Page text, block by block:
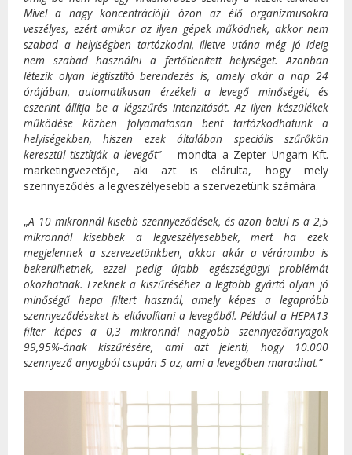
Mivel a nagy koncentrációjú ózon az élő organizmusokra
veszélyes, ezért amikor az ilyen gépek működnek, akkor nem
szabad a helyiségben tartózkodni, illetve utána még jó ideig
nem szabad használni a fertőtlenített helyiséget. Azonban
létezik olyan légtisztító berendezés is, amely akár a nap 24
órájában, automatikusan érzékeli a levegő minőségét, és
eszerint állítja be a légszűrés intenzitását. Az ilyen készülékek
működése közben folyamatosan bent tartózkodhatunk a
helyiségekben, hiszen ezek általában speciális szűrőkön
keresztül tisztítják a levegőt”– mondta a Zepter Ungarn Kft.
marketingvezetője, aki azt is elárulta, hogy mely
szennyeződés a legveszélyesebb a szervezetünk számára.
„A 10 mikronnál kisebb szennyeződések, és azon belül is a 2,5
mikronnál kisebbek a legveszélyesebbek, mert ha ezek
megjelennek a szervezetünkben, akkor akár a véráramba is
bekerülhetnek, ezzel pedig újabb egészségügyi problémát
okozhatnak. Ezeknek a kiszűréséhez a legtöbb gyártó olyan jó
minőségű hepa filtert használ, amely képes a legapróbb
szennyeződéseket is eltávolítani a levegőből. Például a HEPA13
filter képes a 0,3 mikronnál nagyobb szennyezőanyagok
99,95%-ának kiszűrésére, ami azt jelenti, hogy 10.000
szennyező anyagból csupán 5 az, ami a levegőben maradhat.”